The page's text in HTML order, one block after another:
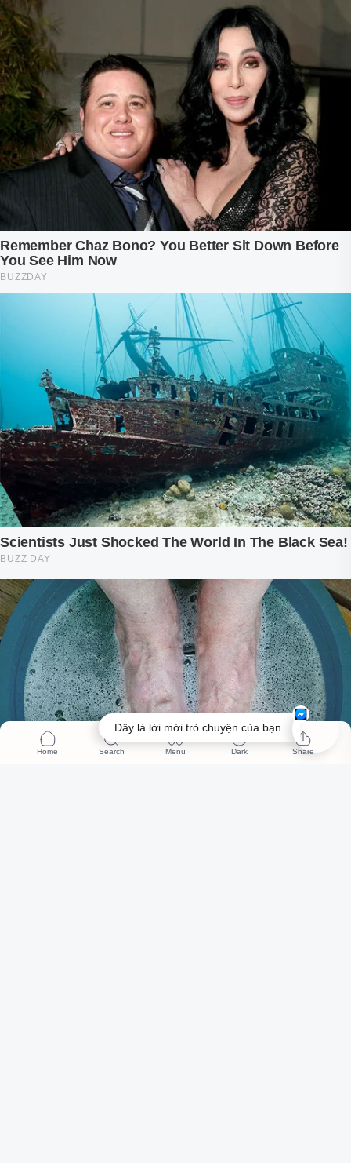
Đây là lời mời trò chuyện của bạn.